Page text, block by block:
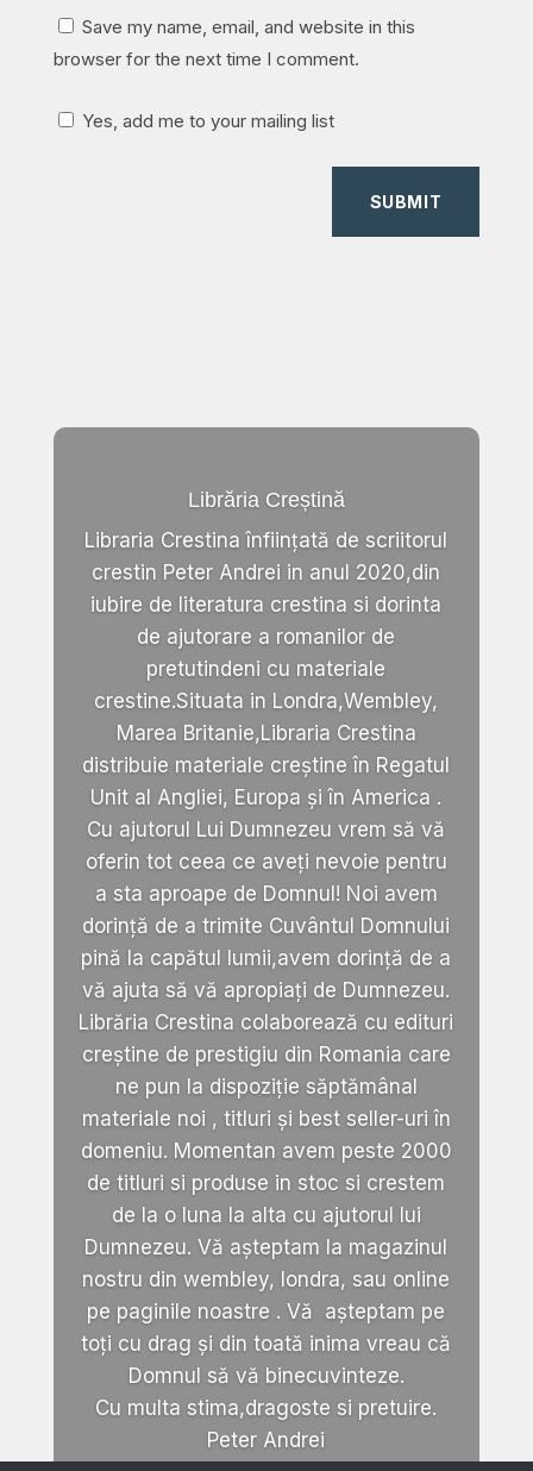
Save my name, email, and website in this
browser for the next time I comment.
Yes, add me to your mailing list
SUBMIT
Librăria Creștină
Libraria Crestina înființată de scriitorul
crestin Peter Andrei in anul 2020,din
iubire de literatura crestina si dorinta
de ajutorare a romanilor de
pretutindeni cu materiale
crestine.Situata in Londra,Wembley,
Marea Britanie,Libraria Crestina
distribuie materiale creștine în Regatul
Unit al Angliei, Europa și în America .
Cu ajutorul Lui Dumnezeu vrem să vă
oferin tot ceea ce aveți nevoie pentru
a sta aproape de Domnul! Noi avem
dorință de a trimite Cuvântul Domnului
pină la capătul lumii,avem dorință de a
vă ajuta să vă apropiați de Dumnezeu.
Librăria Crestina colaborează cu edituri
creștine de prestigiu din Romania care
ne pun la dispoziție săptămânal
materiale noi , titluri și best seller-uri în
domeniu. Momentan avem peste 2000
de titluri si produse in stoc si crestem
de la o luna la alta cu ajutorul lui
Dumnezeu. Vă așteptam la magazinul
nostru din wembley, londra, sau online
pe paginile noastre . Vă așteptam pe
toți cu drag și din toată inima vreau că
Domnul să vă binecuvinteze.
Cu multa stima,dragoste si pretuire.
Peter Andrei